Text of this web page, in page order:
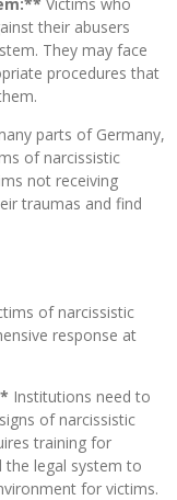
their abusers
They may face
procedures that
parts of Germany,
of narcissistic
not receiving
traumas and find
of narcissistic
response at
Institutions need to
of narcissistic
training for
the legal system to
for victims.